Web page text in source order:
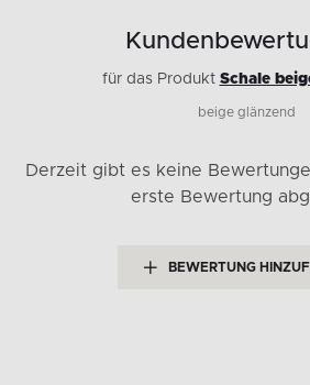
für das Produkt Schale
beige glänzend
Derzeit gibt es keine
erste Bewertung
BEWERTUNG